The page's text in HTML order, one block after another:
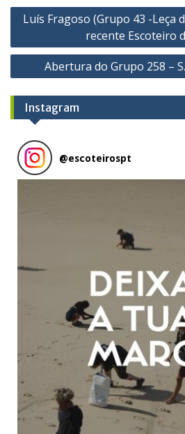
Navegação
artigos
Luís Fragoso (Grupo 43 -Leça
recente Escoteiro
Abertura do Grupo 258 –
Instagram
@escoteirospt